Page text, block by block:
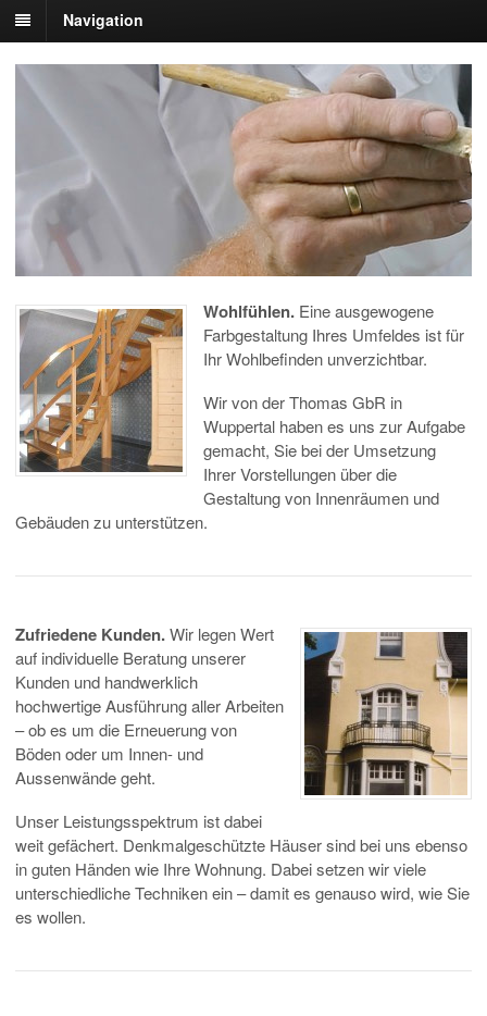
Navigation
Wohlfühlen. Eine ausgewogene
Farbgestaltung Ihres Umfeldes ist für
Ihr Wohlbefinden unverzichtbar.
Wir von der Thomas GbR in
Wuppertal haben es uns zur Aufgabe
gemacht, Sie bei der Umsetzung
Ihrer Vorstellungen über die
Gestaltung von Innenräumen und
Gebäuden zu unterstützen.
Zufriedene Kunden.Wir legen Wert
auf individuelle Beratung unserer
Kunden und handwerklich
hochwertige Ausführung aller Arbeiten
– ob es um die Erneuerung von
Böden oder um Innen- und
Aussenwände geht.
Unser Leistungsspektrum ist dabei
weit gefächert. Denkmalgeschützte Häuser sind bei uns ebenso
in guten Händen wie Ihre Wohnung. Dabei setzen wir viele
unterschiedliche Techniken ein – damit es genauso wird, wie Sie
es wollen.